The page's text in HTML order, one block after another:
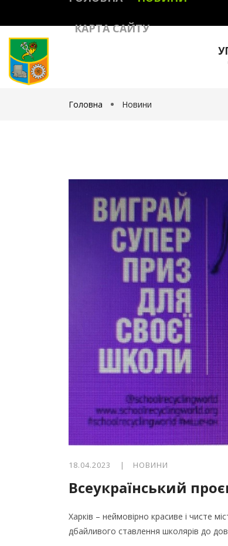
КАРТА САЙТУ
Головна Новини
18.04.2023 | НОВИНИ
Всеукраїнський
Харків – неймовірно красиве і чисте
дбайливого ставлення школярів до